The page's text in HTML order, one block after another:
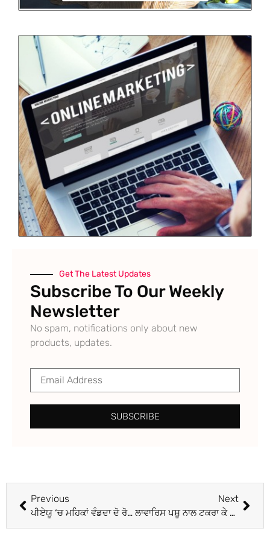
Get The Latest Updates
Subscribe To Our Weekly
Newsletter
No spam, notifications only about new
products, updates.
SUBSCRIBE
Previous
ਪੀਏਯੂ ‘ਚ ਮਹਿਕਾਂ ਵੰਡਦਾ ਦੋ ਰੋਜ਼ਾ ਗੁਲਦਾਉਦੀ ਸ਼ੋਅ ਆਰੰਭ
Next
ਲਾਵਾਰਿਸ ਪਸ਼ੂ ਨਾਲ ਟਕਰਾ ਕੇ ਮੋਟਰਸਾਈਕਲ ਸਵਾਰ ਦੀ ਮੌਤ